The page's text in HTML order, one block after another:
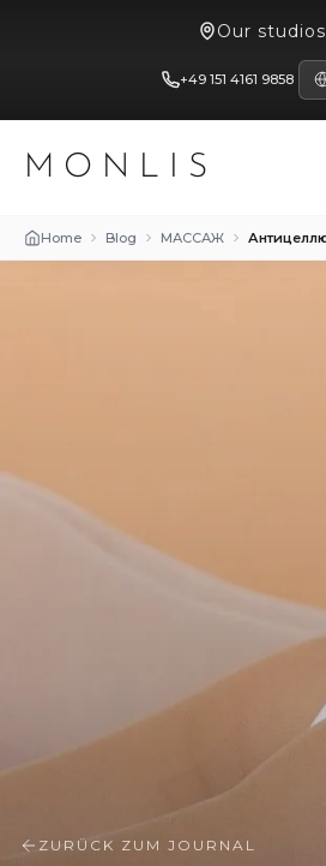
Our studios
+49 151 4161 9858
MONLIS
Home Blog МАССАЖ
ZURÜCK ZUM JOURNAL